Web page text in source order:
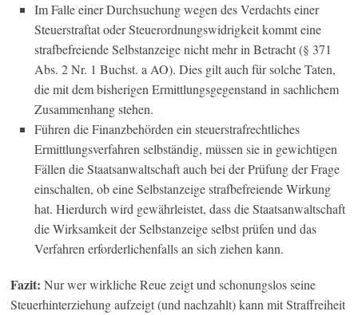
Im Falle einer Durchsuchung wegen des Verdachts einer
Steuerstraftat oder Steuerordnungswidrigkeit kommt eine
strafbefreiende Selbstanzeige nicht mehr in Betracht (§ 371
Abs. 2 Nr. 1 Buchst. a AO). Dies gilt auch für solche Taten,
die mit dem bisherigen Ermittlungsgegenstand in sachlichem
Zusammenhang stehen.
Führen die Finanzbehörden ein steuerstrafrechtliches
Ermittlungsverfahren selbständig, müssen sie in gewichtigen
Fällen die Staatsanwaltschaft auch bei der Prüfung der Frage
einschalten, ob eine Selbstanzeige strafbefreiende Wirkung
hat. Hierdurch wird gewährleistet, dass die Staatsanwaltschaft
die Wirksamkeit der Selbstanzeige selbst prüfen und das
Verfahren erforderlichenfalls an sich ziehen kann.
Fazit: Nur wer wirkliche Reue zeigt und schonungslos seine
Steuerhinterziehung aufzeigt (und nachzahlt) kann mit Straffreiheit